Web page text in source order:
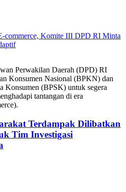
Perwakilan Daerah (DPD) RI
Konsumen Nasional (BPKN) dan
Konsumen (BPSK) untuk segera
tantangan di era
Terdampak Dilibatkan
Tim Investigasi